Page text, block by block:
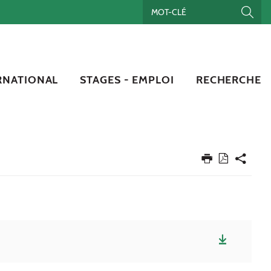
STAGES - EMPLOI RECHERCHE